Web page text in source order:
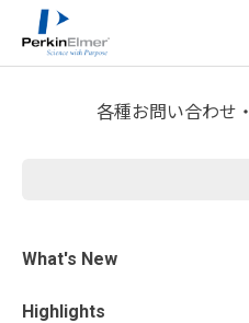
各種お問い合わせ
What's New
Highlights
ホーム
分析屋さんが言いたがらな
れ
ルを得るため
解能